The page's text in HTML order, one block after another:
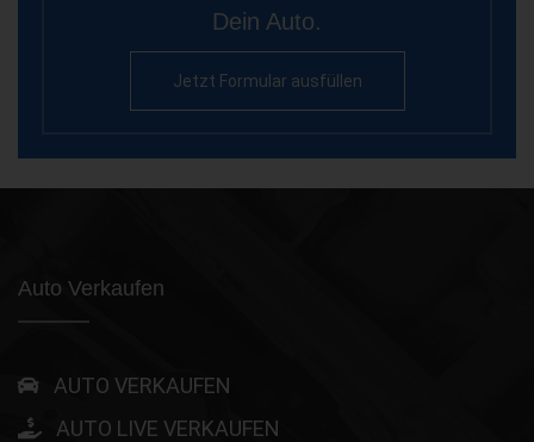
Dein Auto.
Jetzt Formular ausfüllen
Auto Verkaufen
AUTO VERKAUFEN
AUTO LIVE VERKAUFEN